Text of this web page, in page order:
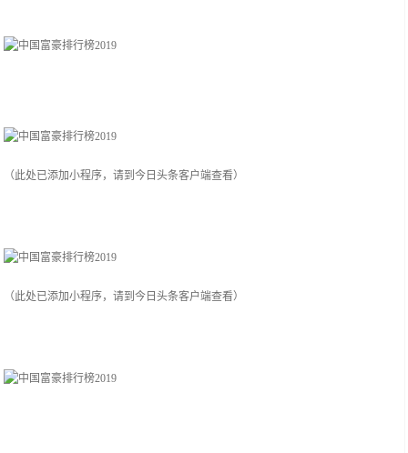
（此处已添加小程序，请到今日头条客户端查看）
（此处已添加小程序，请到今日头条客户端查看）